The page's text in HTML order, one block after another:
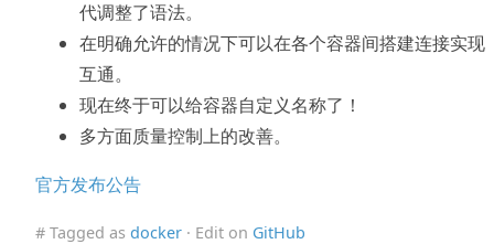
代调整了语法。
在明确允许的情况下可以在各个容器间搭建连接实现
互通。
现在终于可以给容器自定义名称了！
多方面质量控制上的改善。
官方发布公告
# Tagged as docker · Edit on GitHub